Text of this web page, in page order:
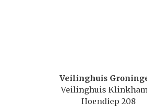
Veilinghuis
Veilinghuis
Hoendiep 208